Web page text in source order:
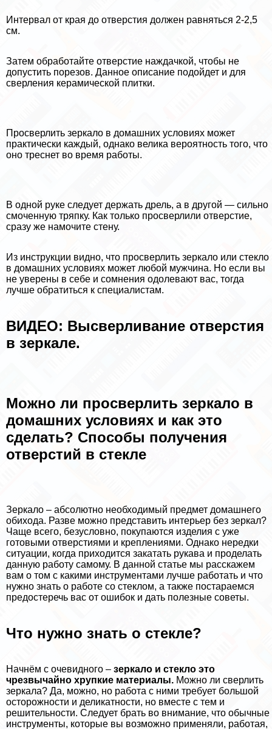
Интервал от края до отверстия должен равняться 2-2,5
см.
Затем обработайте отверстие наждачкой, чтобы не
допустить порезов. Данное описание подойдет и для
сверления керамической плитки.
Просверлить зеркало в домашних условиях может
пpaктически каждый, однако велика вероятность того, что
оно треснет во время работы.
В одной руке следует держать дрель, а в другой — сильно
смоченную тряпку. Как только просверлили отверстие,
сразу же намочите стену.
Из инструкции видно, что просверлить зеркало или стекло
в домашних условиях может любой мужчина. Но если вы
не уверены в себе и сомнения одолевают вас, тогда
лучше обратиться к специалистам.
ВИДЕО: Высверливание отверстия
в зеркале.
Можно ли просверлить зеркало в
домашних условиях и как это
сделать? Способы получения
отверстий в стекле
Зеркало – абсолютно необходимый предмет домашнего
обихода. Разве можно представить интерьер без зеркал?
Чаще всего, безусловно, покупаются изделия с уже
готовыми отверстиями и креплениями. Однако нередки
ситуации, когда приходится закатать рукава и проделать
данную работу самому. В данной статье мы расскажем
вам о том с какими инструментами лучше работать и что
нужно знать о работе со стеклом, а также постараемся
предостеречь вас от ошибок и дать полезные советы.
Что нужно знать о стекле?
Начнём с очевидного – зеркало и стекло это
чрезвычайно хрупкие материалы. Можно ли сверлить
зеркала? Да, можно, но работа с ними требует большой
осторожности и деликатности, но вместе с тем и
решительности. Следует брать во внимание, что обычные
инструменты, которые вы возможно применяли, работая,